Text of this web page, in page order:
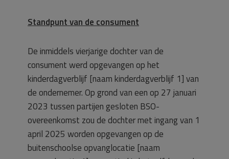
Standpunt van de consument
De inmiddels vierjarige dochter van de
consument werd opgevangen op het
kinderdagverblijf [naam kinderdagverblijf 1] van
de ondernemer. Op grond van een op 27 januari
2023 tussen partijen gesloten BSO-
overeenkomst zou de dochter met ingang van 1
april 2025 worden opgevangen op de
buitenschoolse opvanglocatie [naam